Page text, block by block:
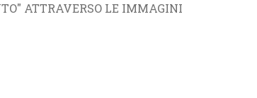
ATTRAVERSO LE IMMAGINI